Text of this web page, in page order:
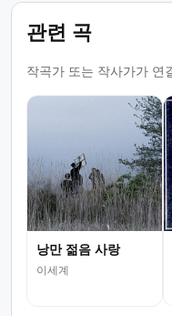
관련 곡
작곡가 또는 작사가가 연
낭만 젊음 사랑
이세계